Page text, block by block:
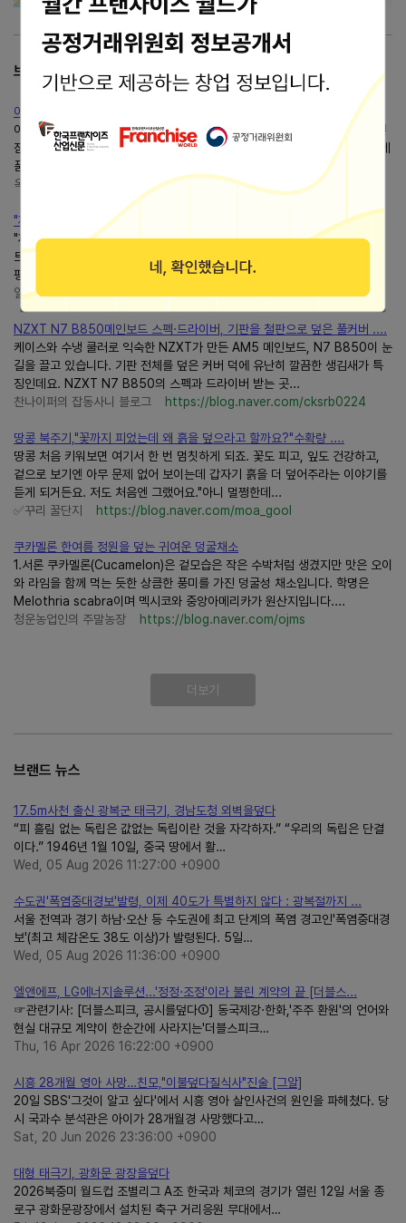
브랜드 리뷰
아기이불 언제부터 덮어도 될까? 신생아이불 첫돌 전 안전수면 기준
아기이불은 언제부터 덮어도 될까요? 결론부터 말하면 신생아이불은 첫돌 전
잠자리에서 덮어 재우지 않는 것이 안전해요. 아기이불을 알아볼 때는 예쁜 제
품을 고르기 전에, 아기수면환경부터 안전하게...
옥냥의 육아 한스푼
https://blog.naver.com/fds6051
"제주도 갈 필요 없네" 8천평 숲 덮은 해남 포레스트수목원 수국축제
"제주도 갈 필요 없네" 8천평 숲 덮은 해남 포레스트수목원 수국축제 포레스
트수목원 수국축제 글.사진 ㅣ 우구리 [전국 최대]"제주도 갈 필요 없네" 8천
평 숲 덮은 해남 포레스트수목원 수국축제 목차 1. 땡볕...
일본·동남아 여행 전문 우구리
NZXT N7 B850메인보드 스펙·드라이버, 기판을 철판으로 덮은 풀커버 ....
케이스와 수냉 쿨러로 익숙한 NZXT가 만든 AM5 메인보드, N7 B850이 눈
길을 끌고 있습니다. 기판 전체를 덮은 커버 덕에 유난히 깔끔한 생김새가 특
징인데요. NZXT N7 B850의 스펙과 드라이버 받는 곳...
찬나이퍼의 잡동사니 블로그
https://blog.naver.com/cksrb0224
땅콩 북주기,"꽃까지 피었는데 왜 흙을 덮으라고 할까요?"수확량 ....
땅콩 처음 키워보면 여기서 한 번 멈칫하게 되죠. 꽃도 피고, 잎도 건강하고,
겉으로 보기엔 아무 문제 없어 보이는데 갑자기 흙을 더 덮어주라는 이야기를
듣게 되거든요. 저도 처음엔 그랬어요."아니 멀쩡한데...
✅꾸리 꿀단지
https://blog.naver.com/moa_gool
쿠카멜론 한여름 정원을 덮는 귀여운 덩굴채소
1.서론 쿠카멜론(Cucamelon)은 겉모습은 작은 수박처럼 생겼지만 맛은 오이
와 라임을 함께 먹는 듯한 상큼한 풍미를 가진 덩굴성 채소입니다. 학명은
Melothria scabra이며 멕시코와 중앙아메리카가 원산지입니다....
청운농업인의 주말농장
https://blog.naver.com/ojms
더보기
브랜드 뉴스
17.5m사천 출신 광복군 태극기, 경남도청 외벽을덮다
“피 흘림 없는 독립은 값없는 독립이란 것을 자각하자.” “우리의 독립은 단결
이다.” 1946년 1월 10일, 중국 땅에서 활…
Wed, 05 Aug 2026 11:27:00 +0900
수도권'폭염중대경보'발령, 이제 40도가 특별하지 않다 : 광복절까지 ...
서울 전역과 경기 하남·오산 등 수도권에 최고 단계의 폭염 경고인'폭염중대경
보'(최고 체감온도 38도 이상)가 발령된다. 5일…
Wed, 05 Aug 2026 11:36:00 +0900
엘앤에프, LG에너지솔루션...'정정·조정'이라 불린 계약의 끝 [더블스...
☞관련기사: [더블스피크, 공시를덮다①] 동국제강·한화,'주주 환원'의 언어와
현실 대규모 계약이 한순간에 사라지는'더블스피크…
Thu, 16 Apr 2026 16:22:00 +0900
시흥 28개월 영아 사망…친모,"이불덮다질식사"진술 [그알]
20일 SBS'그것이 알고 싶다'에서 시흥 영아 살인사건의 원인을 파헤쳤다. 당
시 국과수 분석관은 아이가 28개월경 사망했다고…
Sat, 20 Jun 2026 23:36:00 +0900
대형 태극기, 광화문 광장을덮다
2026북중미 월드컵 조별리그 A조 한국과 체코의 경기가 열린 12일 서울 종
로구 광화문광장에서 설치된 축구 거리응원 무대에서…